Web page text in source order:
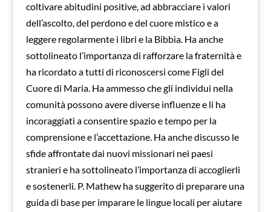
coltivare abitudini positive, ad abbracciare i valori
dell’ascolto, del perdono e del cuore mistico e a
leggere regolarmente i libri e la Bibbia. Ha anche
sottolineato l’importanza di rafforzare la fraternità e
ha ricordato a tutti di riconoscersi come Figli del
Cuore di Maria. Ha ammesso che gli individui nella
comunità possono avere diverse influenze e li ha
incoraggiati a consentire spazio e tempo per la
comprensione e l’accettazione. Ha anche discusso le
sfide affrontate dai nuovi missionari nei paesi
stranieri e ha sottolineato l’importanza di accoglierli
e sostenerli. P. Mathew ha suggerito di preparare una
guida di base per imparare le lingue locali per aiutare